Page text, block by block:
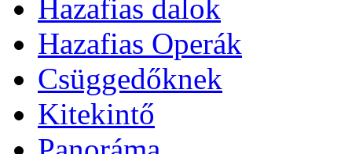
Hazafias dalok
Hazafias Operák
Csüggedőknek
Kitekintő